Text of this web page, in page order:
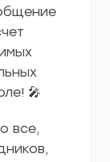
🎤
все,